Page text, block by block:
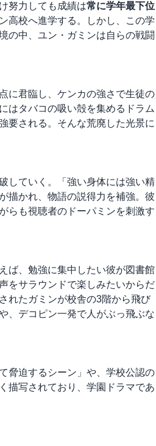
努力しても成績は常に学年最下位
高校へ進学する。しかし、この学
の中、ユン・ガミンは自らの戦闘
に君臨し、ケンカの強さで生徒の
はタバコの吸い殻を集めるドラム
要される。そんな荒廃した光景に
していく。「強い身体には強い精
描かれ、物語の説得力を補強。彼
らも視聴者のドーパミンを刺激す
ば、勉強に集中したい彼が図書館
をサラウンドで楽しみたいからだ
れたガミンが校舎の3階から飛び
、デコピン一発で人がぶっ飛ぶな
脅迫するシーン」や、学校公認の
描写されており、学園ドラマであ